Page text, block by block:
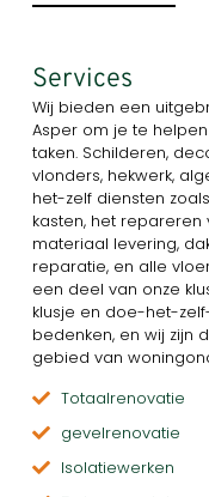
Services
Wij bieden een
Asper om je te
taken. Schilderen,
vlonders, hekwerk,
het-zelf diensten
kasten, het repareren
materiaal levering,
reparatie, en alle
een deel van onze
klusje en doe-het-
bedenken, en wij zijn
gebied van
Totaalrenovatie
gevelrenovatie
Isolatiewerken